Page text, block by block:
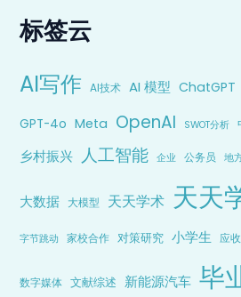
标签云
AI写作 AI技术 AI 模型 ChatGPT
GPT-4o Meta OpenAI SWOT分析
乡村振兴 人工智能 企业 公务员 地
大数据 大模型 天天学术 天天
字节跳动 家校合作 对策研究 小学生 应
数字媒体 文献综述 新能源汽车 毕